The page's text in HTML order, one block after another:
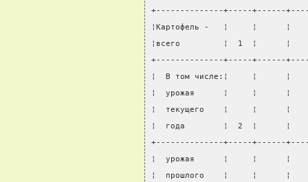
+--------------+-----+------
¦Картофель -   ¦     ¦
¦всего         ¦  1  ¦
+--------------+-----+------
¦  В том числе:¦     ¦
¦  урожая      ¦     ¦
¦  текущего    ¦     ¦
¦  года        ¦  2  ¦
+--------------+-----+------
¦  урожая      ¦     ¦
¦  прошлого    ¦     ¦